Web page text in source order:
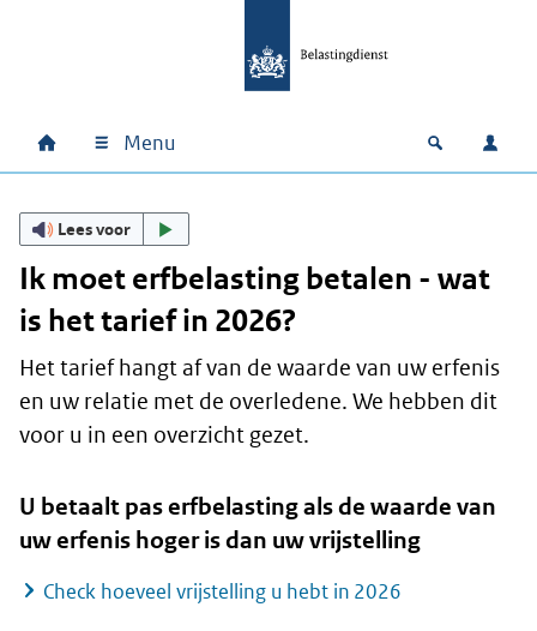
Hoofdnavigatie
Home Menu Open
Lees voor
Ik moet erfbelasting betalen - wat
is het tarief in 2026?
Het tarief hangt af van de waarde van uw erfenis
en uw relatie met de overledene. We hebben dit
voor u in een overzicht gezet.
U betaalt pas erfbelasting als de waarde van
uw erfenis hoger is dan uw vrijstelling
Check hoeveel vrijstelling u hebt in 2026